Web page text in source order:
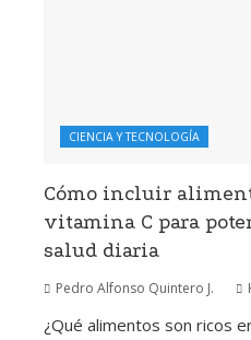
CIENCIA Y TECNOLOGÍA
Cómo incluir
vitamina C para
salud diaria
Pedro Alfonso Quintero J.
¿Qué alimentos son ricos